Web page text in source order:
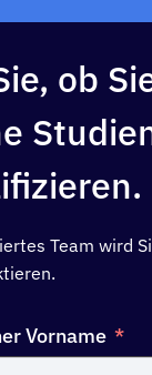
ob
Team wird
Vorname